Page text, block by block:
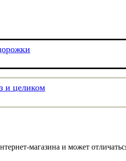
и целиком
магазина и может